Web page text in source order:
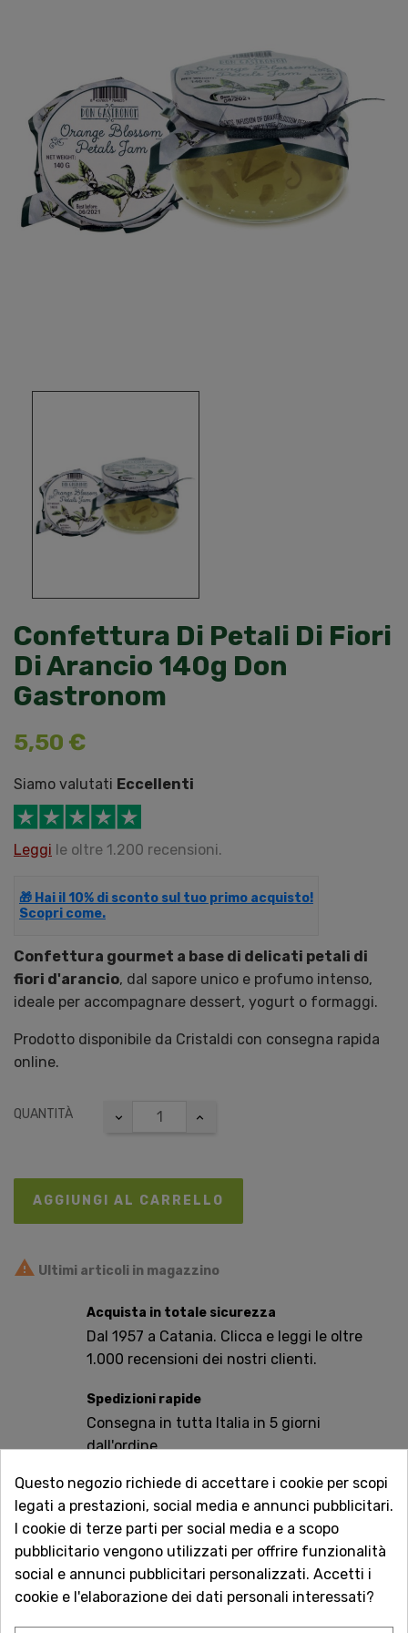
Confettura Di Petali Di Fiori
Di Arancio 140g Don
Gastronom
5,50 €
Siamo valutati Eccellenti
Leggi le oltre 1.200 recensioni.
🎁 Hai il 10% di sconto sul tuo primo acquisto!
Scopri come.
Confettura gourmet a base di delicati petali di
fiori d'arancio, dal sapore unico e profumo intenso,
ideale per accompagnare dessert, yogurt o formaggi.
Prodotto disponibile da Cristaldi con consegna rapida
online.
QUANTITÀ
AGGIUNGI AL CARRELLO
 Ultimi articoli in magazzino
Acquista in totale sicurezza
Dal 1957 a Catania. Clicca e leggi le oltre
1.000 recensioni dei nostri clienti.
Spedizioni rapide
Consegna in tutta Italia in 5 giorni
dall'ordine
Servizio Clienti sempre con te
Contattaci online oppure chiama per
qualsiasi informazione.
Ingredienti :Infuso di petali di fiori d'arancio,
zucchero, gelificante: pectina, acidificante: acido
Questo negozio richiede di accettare i cookie per scopi
legati a prestazioni, social media e annunci pubblicitari.
I cookie di terze parti per social media e a scopo
pubblicitario vengono utilizzati per offrire funzionalità
social e annunci pubblicitari personalizzati. Accetti i
cookie e l'elaborazione dei dati personali interessati?